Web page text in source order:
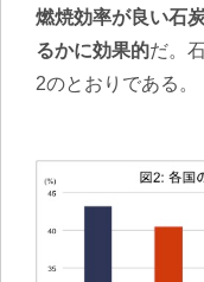
燃焼効率が良い石
るかに効果的だ。
2のとおりである。